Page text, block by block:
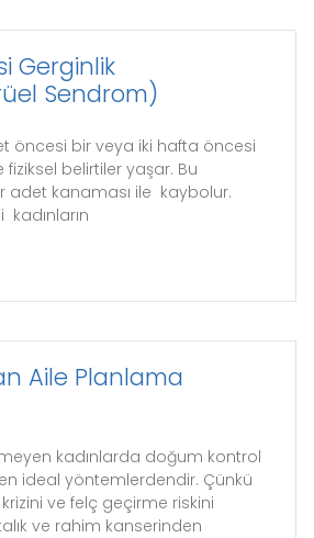
Gerginlik
Sendrom)
öncesi bir veya iki hafta öncesi
belirtiler yaşar. Bu
adet kanaması ile kaybolur.
Aile Planlama
kadınlarda doğum kontrol
ideal yöntemlerdendir. Çünkü
ve felç geçirme riskini
ve rahim kanserinden